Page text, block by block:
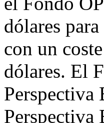
dólares
con un
dólares. El
Perspectiva
Perspectiva